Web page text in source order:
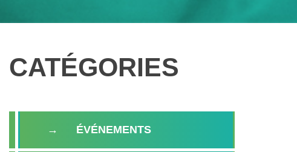
CATÉGORIES
ÉVÉNEMENTS